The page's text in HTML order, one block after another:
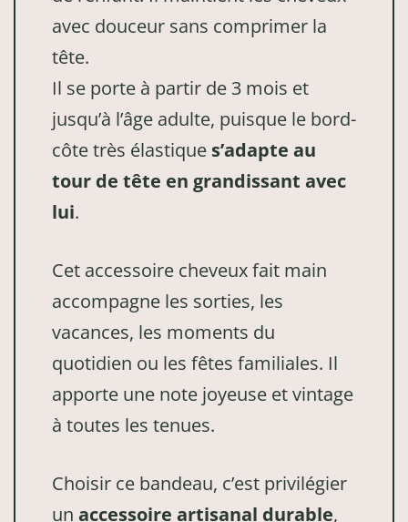
avec douceur sans comprimer la
tête.
Il se porte à partir de 3 mois et
jusqu’à l’âge adulte, puisque le bord-
côte très élastique s’adapte au
tour de tête en grandissant avec
lui.
Cet accessoire cheveux fait main
accompagne les sorties, les
vacances, les moments du
quotidien ou les fêtes familiales. Il
apporte une note joyeuse et vintage
à toutes les tenues.
Choisir ce bandeau, c’est privilégier
un accessoire artisanal durable,